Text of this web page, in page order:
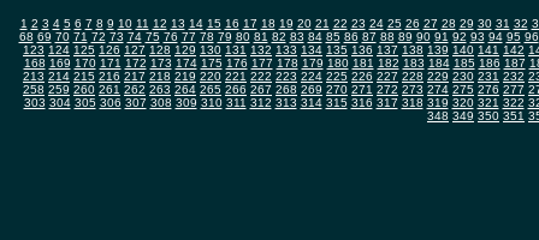
1 2 3 4 5 6 7 8 9 10 11 12 13 14 15 16 17 18 19 20 21 22 23 24 25 26 27 28 29 30 31 32
68 69 70 71 72 73 74 75 76 77 78 79 80 81 82 83 84 85 86 87 88 89 90 91 92 93 94 95 96
123 124 125 126 127 128 129 130 131 132 133 134 135 136 137 138 139 140 141 142
168 169 170 171 172 173 174 175 176 177 178 179 180 181 182 183 184 185 186 187
213 214 215 216 217 218 219 220 221 222 223 224 225 226 227 228 229 230 231 232
258 259 260 261 262 263 264 265 266 267 268 269 270 271 272 273 274 275 276 277
303 304 305 306 307 308 309 310 311 312 313 314 315 316 317 318 319 320 321 322
348 349 350 351